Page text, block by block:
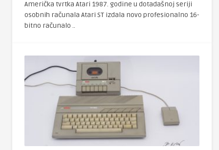
Američka tvrtka Atari 1987. godine u dotadašnoj seriji
osobnih računala Atari ST izdala novo profesionalno 16-
bitno računalo ..